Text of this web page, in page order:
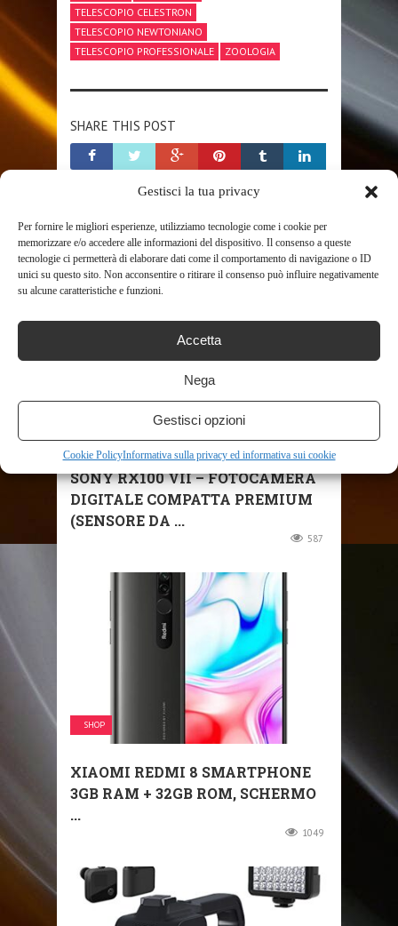
Gestisci la tua privacy
Per fornire le migliori esperienze, utilizziamo tecnologie come i cookie per
memorizzare e/o accedere alle informazioni del dispositivo. Il consenso a queste
tecnologie ci permetterà di elaborare dati come il comportamento di navigazione o ID
unici su questo sito. Non acconsentire o ritirare il consenso può influire negativamente
su alcune caratteristiche e funzioni.
Accetta
Nega
Gestisci opzioni
Cookie PolicyInformativa sulla privacy ed informativa sui cookie
TELESCOPIO CELESTRON
TELESCOPIO NEWTONIANO
TELESCOPIO PROFESSIONALE
ZOOLOGIA
SHARE THIS POST
RELATED POSTS
SONY RX100 VII – FOTOCAMERA
DIGITALE COMPATTA PREMIUM
(SENSORE DA ...
587
SHOP
XIAOMI REDMI 8 SMARTPHONE
3GB RAM + 32GB ROM, SCHERMO
...
1049